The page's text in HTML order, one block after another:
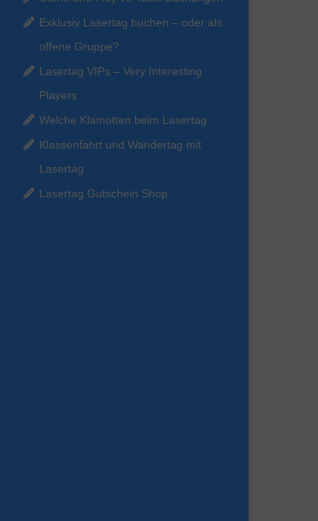
Exklusiv Lasertag buchen – oder als
offene Gruppe?
Lasertag VIPs – Very Interesting
Players
Welche Klamotten beim Lasertag
Klassenfahrt und Wandertag mit
Lasertag
Lasertag Gutschein Shop